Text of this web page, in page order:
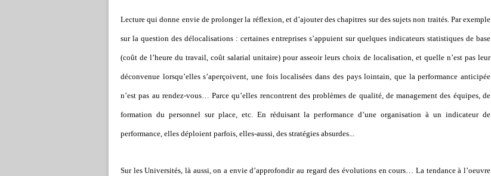
Lecture qui donne envie de prolonger la réflexion, et d’ajouter des chapitres sur des sujets non traités. Par exemple
sur la question des délocalisations : certaines entreprises s’appuient sur quelques indicateurs statistiques de base
(coût de l’heure du travail, coût salarial unitaire) pour asseoir leurs choix de localisation, et quelle n’est pas leur
déconvenue lorsqu’elles s’aperçoivent, une fois localisées dans des pays lointain, que la performance anticipée
n’est pas au rendez-vous… Parce qu’elles rencontrent des problèmes de qualité, de management des équipes, de
formation du personnel sur place, etc. En réduisant la performance d’une organisation à un indicateur de
performance, elles déploient parfois, elles-aussi, des stratégies absurdes...
Sur les Universités, là aussi, on a envie d’approfondir au regard des évolutions en cours… La tendance à l’oeuvre